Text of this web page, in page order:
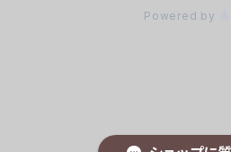
Powered by